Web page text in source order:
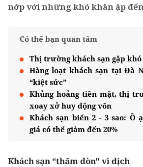
nớp với những khó khăn ập
Có thể bạn quan tâm
Thị trường khách sạn gặp khó
Hàng loạt khách sạn tại Đà
“kiệt sức”
Khủng hoảng tiền mặt, thị
xoay xở huy động vốn
Khách sạn biển 2 - 3 sao: Ồ
giá có thể giảm đến 20%
Khách sạn “thấm đòn" vì dịch